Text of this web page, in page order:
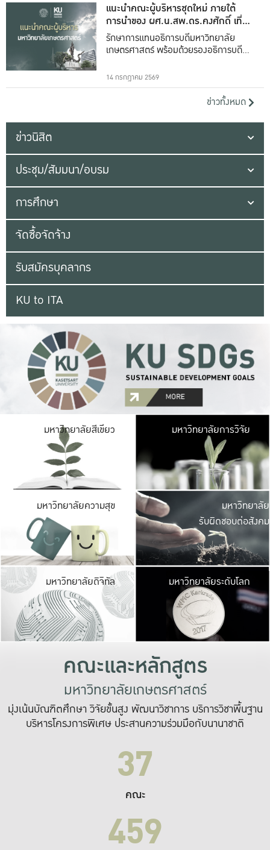
แนะนำคณะผู้บริหารชุดใหม่ ภายใต้
การนำของ ผศ.น.สพ.ดร.คงศักดิ์ เที่ยง
ธรรม
รักษาการแทนอธิการบดีมหาวิทยาลัย
เกษตรศาสตร์ พร้อมด้วยรองอธิการบดีทั้ง
14 กรกฎาคม 2569
ข่าวทั้งหมด
ข่าวนิสิต
ประชุม/สัมมนา/อบรม
การศึกษา
จัดซื้อจัดจ้าง
รับสมัครบุคลากร
KU to ITA
มหาวิทยาลัยสีเขียว มหาวิ
มีพื้นที่เขียวสดใส
เป็นป่าในเมือง เกษต
มหาวิทยาลัยการวิจัย
มหาวิทยาลัยความสุข มหาวิ
ค
เปิดประ
และพบเรื่องราวใ
มหาวิทยาลัย
รับผิดชอบต่อสังคม
มหาวิทยาลัยดิจิทัล มหาวิ
เปลี่ยนแปลง แล
เพื่อทำง
ระบบสารสนเทศ
มหาวิทยาลัยระดับโลก
คณะและหลักสูตร
มหาวิทยาลัยเกษตรศาสตร์
มุ่งเน้นบัณฑิตศึกษา วิจัยขั้นสูง พัฒนาวิชาการ บริการวิชาพื้นฐาน
บริหารโครงการพิเศษ ประสานความร่วมมือกับนานาชาติ
37
คณะ
459